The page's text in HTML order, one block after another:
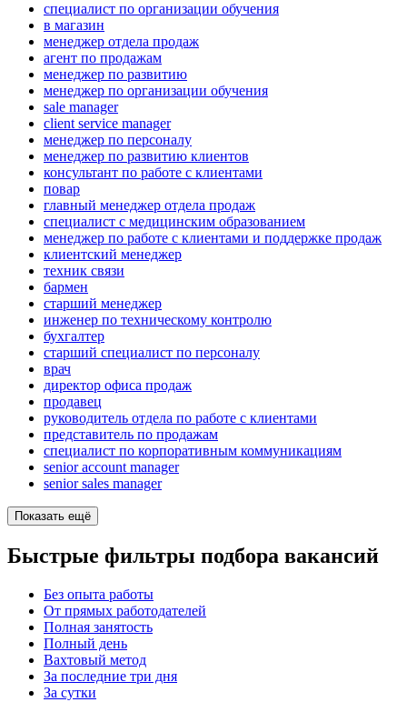
специалист по организации обучения
в магазин
менеджер отдела продаж
агент по продажам
менеджер по развитию
менеджер по организации обучения
sale manager
client service manager
менеджер по персоналу
менеджер по развитию клиентов
консультант по работе с клиентами
повар
главный менеджер отдела продаж
специалист с медицинским образованием
менеджер по работе с клиентами и поддержке продаж
клиентский менеджер
техник связи
бармен
старший менеджер
инженер по техническому контролю
бухгалтер
старший специалист по персоналу
врач
директор офиса продаж
продавец
руководитель отдела по работе с клиентами
представитель по продажам
специалист по корпоративным коммуникациям
senior account manager
senior sales manager
Показать ещё
Быстрые фильтры подбора вакансий
Без опыта работы
От прямых работодателей
Полная занятость
Полный день
Вахтовый метод
За последние три дня
За сутки